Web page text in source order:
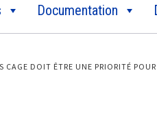
Documentation
DOIT ÊTRE UNE PRIORITÉ